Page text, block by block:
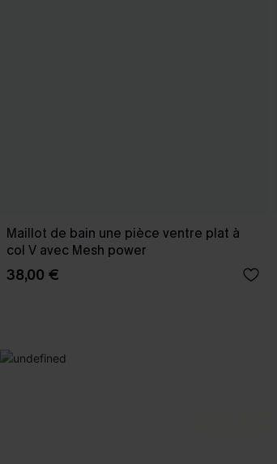
Maillot de bain une pièce ventre plat à
col V avec Mesh power
38,00 €